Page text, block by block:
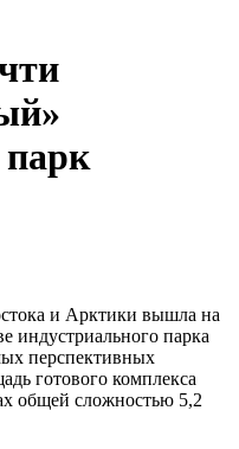
и Арктики вышла на
индустриального парка
перспективных
готового комплекса
общей сложностью 5,2